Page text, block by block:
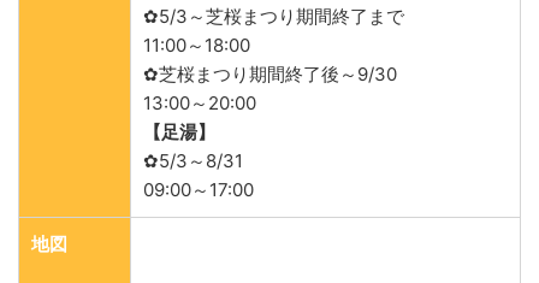
✿5/3～芝桜まつり期間終了まで
11:00～18:00
✿芝桜まつり期間終了後～9/30
13:00～20:00
【足湯】
✿5/3～8/31
09:00～17:00
地図